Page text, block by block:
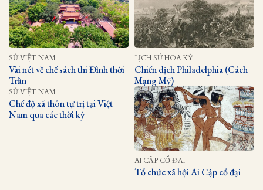
SỬ VIỆT NAM
Vài nét về chế sách thi Đình thời
Trần
LỊCH SỬ HOA KỲ
Chiến dịch Philadelphia (Cách
Mạng Mỹ)
SỬ VIỆT NAM
Chế độ xã thôn tự trị tại Việt
Nam qua các thời kỳ
AI CẬP CỔ ĐẠI
Tổ chức xã hội Ai Cập cổ đại